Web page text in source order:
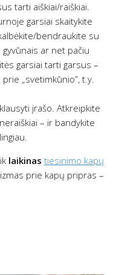
tarti aiškiai/raiškiai.
garsiai skaitykite
bendraukite su
ar net pačiu
garsiai tarti garsus –
„svetimkūnio”, t.y.
įrašo. Atkreipkite
– ir bandykite
laikinas tiesinimo kapų
prie kapų pripras –